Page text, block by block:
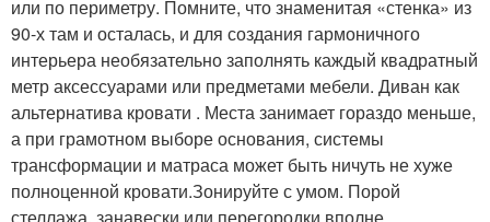
или по периметру. Помните, что знаменитая «стенка» из
90-х там и осталась, и для создания гармоничного
интерьера необязательно заполнять каждый квадратный
метр аксессуарами или предметами мебели. Диван как
альтернатива кровати . Места занимает гораздо меньше,
а при грамотном выборе основания, системы
трансформации и матраса может быть ничуть не хуже
полноценной кровати.Зонируйте с умом. Порой
стеллажа, занавески или перегородки вполне